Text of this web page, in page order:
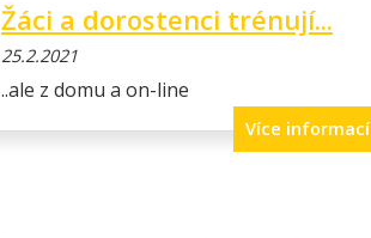
Žáci a dorostenci trénují...
25.2.2021
..ale z domu a on-line
Více informací